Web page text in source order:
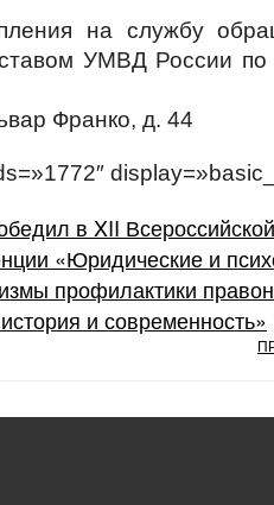
на службу
УМВД России
Франко, д. 44
в XII
«Юридические и
профилактики
и современность»